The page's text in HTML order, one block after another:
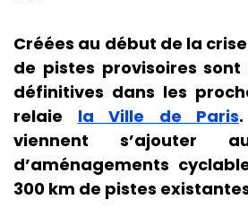
Créées au début de la
de pistes provisoires
définitives dans les
relaie la Ville de Paris
viennent s’ajouter
d’aménagements
300 km de pistes